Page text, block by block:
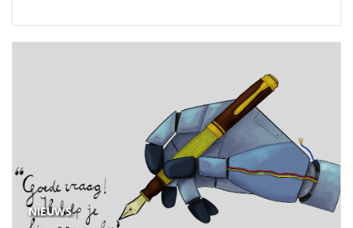
NIEUWS